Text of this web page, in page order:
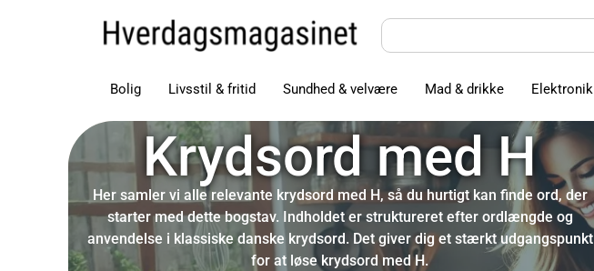
Bolig Livsstil & fritid Sundhed & velvære Mad & drikke Elektronik
Krydsord med H
Her samler vi alle relevante krydsord med H, så du hurtigt kan finde ord, der
starter med dette bogstav. Indholdet er struktureret efter ordlængde og
anvendelse i klassiske danske krydsord. Det giver dig et stærkt udgangspunkt
for at løse krydsord med H.